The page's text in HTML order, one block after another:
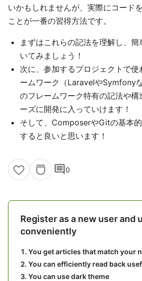
いかもしれませんが、実際にコード
ことが一番の習得方法です。
まずはこれらの記法を理解し、
いてみましょう！
次に、参加するプロジェクトで使
ームワーク（LaravelやSymfony
のフレームワーク特有の記法や構
ーズに開発に入っていけます！
そして、ComposerやGitの基本
すると良いと思います！
comment0
Register as a new user and
conveniently
You get articles that match your
You can efficiently read back
You can use dark theme